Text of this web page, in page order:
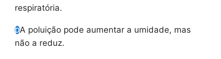
respiratória.
DA poluição pode aumentar a umidade, mas
não a reduz.